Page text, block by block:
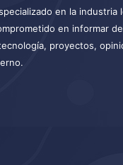
en la industria
en informar
proyectos,